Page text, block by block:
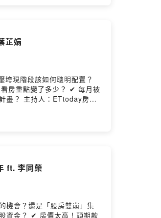
芷娟
現階段該如何聰明配置？
房重點變了多少？ ✔ 每月被
房產
ft. 李同榮
機會？還是「股房雙崩」集